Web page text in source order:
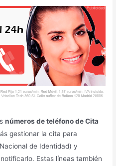
números de teléfono de Cita
gestionar la cita para
de Identidad) y
Estas líneas también